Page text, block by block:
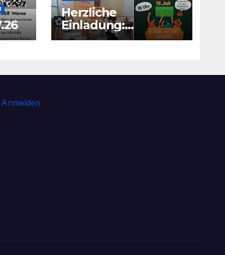
Herzliche
Einladung:
Wohnzimmerkirche
Anmelden